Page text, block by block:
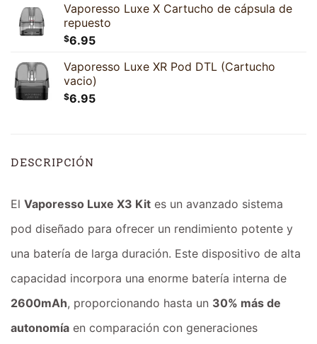
desde
Vaporesso Luxe X Cartucho de cápsula de
repuesto
$6.95
Vaporesso Luxe XR Pod DTL (Cartucho
vacio)
$6.95
DESCRIPCIÓN
El Vaporesso Luxe X3 Kit es un avanzado sistema
pod diseñado para ofrecer un rendimiento potente y
una batería de larga duración. Este dispositivo de alta
capacidad incorpora una enorme batería interna de
2600mAh, proporcionando hasta un 30% más de
autonomía en comparación con generaciones